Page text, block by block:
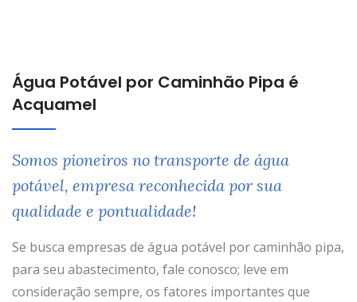
Água Potável por Caminhão Pipa é
Acquamel
Somos pioneiros no transporte de água
potável, empresa reconhecida por sua
qualidade e pontualidade!
Se busca empresas de água potável por caminhão pipa,
para seu abastecimento, fale conosco; leve em
consideração sempre, os fatores importantes que